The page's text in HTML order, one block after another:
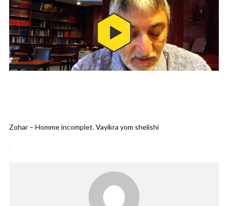
Zohar – Homme incomplet. Vayikra yom shelishi